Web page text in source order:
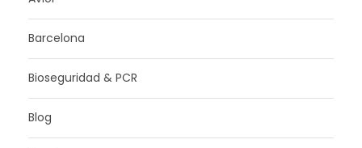
Barcelona
Bioseguridad & PCR
Blog